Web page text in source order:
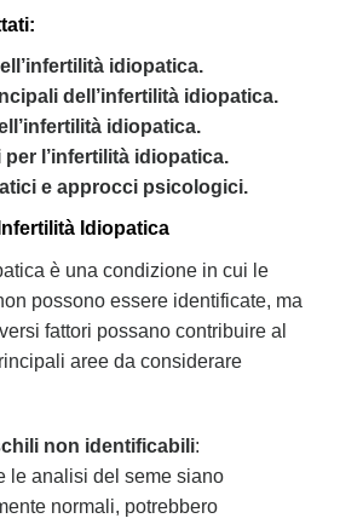
idiopatica.
dell’infertilità idiopatica.
idiopatica.
per l’infertilità idiopatica.
e approcci psicologici.
Idiopatica
è una condizione in cui le
possono essere identificate, ma
fattori possano contribuire al
aree da considerare
non identificabili:
le analisi del seme siano
normali, potrebbero